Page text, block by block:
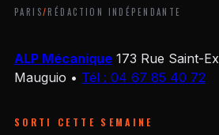
PARIS/RÉDACTION INDÉPENDANTE
ALP Mécanique 173 Rue Saint-
Mauguio • Tél : 04 67 85 40 72
SORTI CETTE SEMAINE